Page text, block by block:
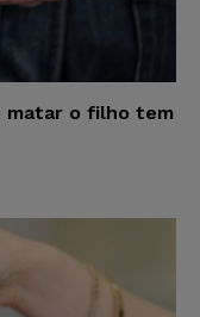
matar o filho tem